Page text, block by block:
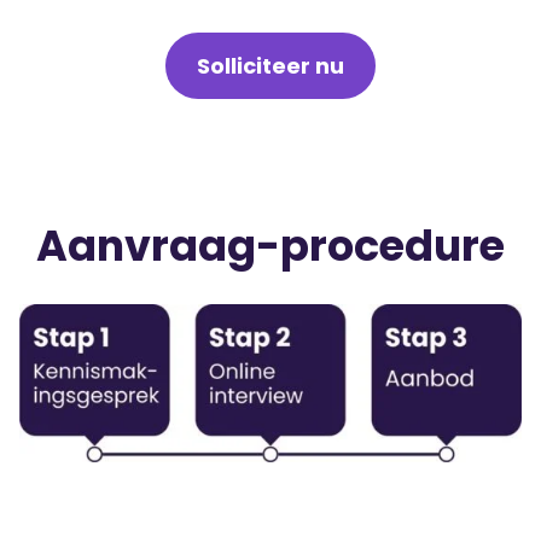
Solliciteer nu
Aanvraag-procedure